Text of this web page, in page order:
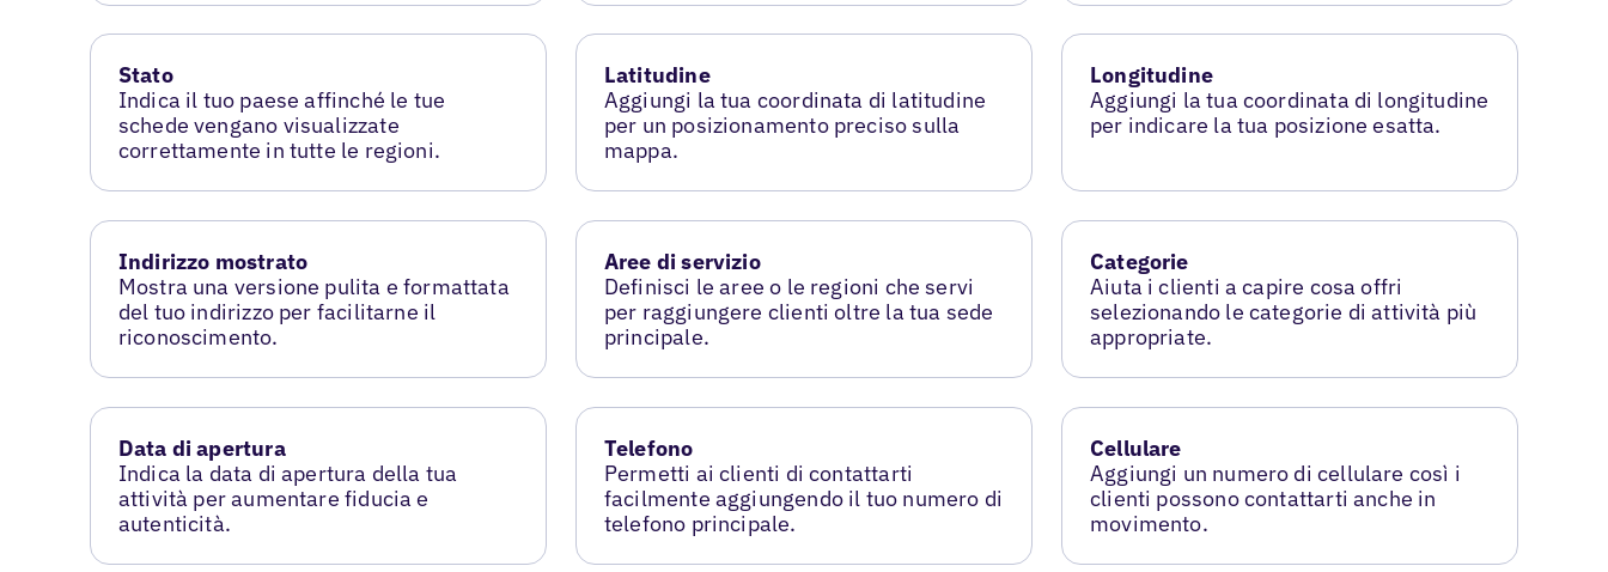
Stato
Indica il tuo paese affinché le tue
schede vengano visualizzate
correttamente in tutte le regioni.
Latitudine
Aggiungi la tua coordinata di latitudine
per un posizionamento preciso sulla
mappa.
Longitudine
Aggiungi la tua coordinata di longitudine
per indicare la tua posizione esatta.
Indirizzo mostrato
Mostra una versione pulita e formattata
del tuo indirizzo per facilitarne il
riconoscimento.
Aree di servizio
Definisci le aree o le regioni che servi
per raggiungere clienti oltre la tua sede
principale.
Categorie
Aiuta i clienti a capire cosa offri
selezionando le categorie di attività più
appropriate.
Data di apertura
Indica la data di apertura della tua
attività per aumentare fiducia e
autenticità.
Telefono
Permetti ai clienti di contattarti
facilmente aggiungendo il tuo numero di
telefono principale.
Cellulare
Aggiungi un numero di cellulare così i
clienti possono contattarti anche in
movimento.